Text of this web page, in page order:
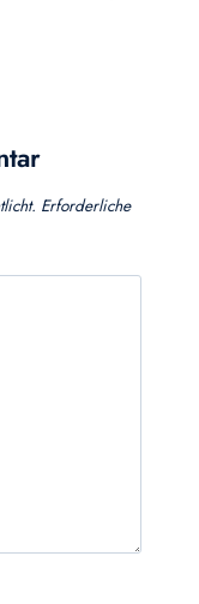
Erforderliche